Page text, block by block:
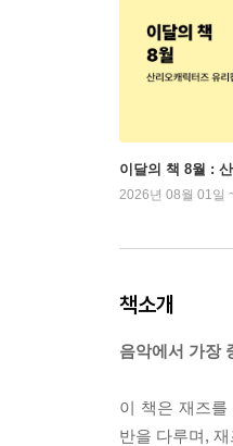
이달의 책 8월 :
2026년 08월 01일
책소개
음악에서 가장
이 책은 재즈
반을 다루며,